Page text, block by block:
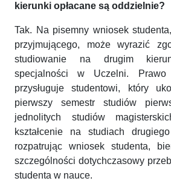
kierunki opłacane są oddzielnie?
Tak. Na pisemny wniosek
przyjmującego, może wyrazić
studiowanie na drugim
specjalności w Uczelni. Prawo
przysługuje studentowi, który
pierwszy semestr studiów
jednolitych studiów
kształcenie na studiach
rozpatrując wniosek studenta,
szczególności dotychczasowy
studenta w nauce.